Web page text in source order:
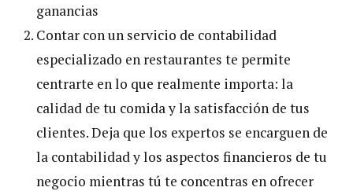
ganancias
Contar con un servicio de contabilidad
especializado en restaurantes te permite
centrarte en lo que realmente importa: la
calidad de tu comida y la satisfacción de tus
clientes. Deja que los expertos se encarguen de
la contabilidad y los aspectos financieros de tu
negocio mientras tú te concentras en ofrecer